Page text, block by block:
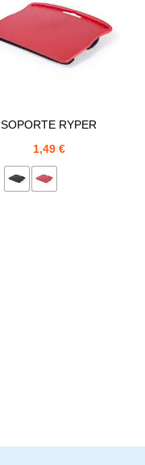
SOPORTE RYPER
1,49 €